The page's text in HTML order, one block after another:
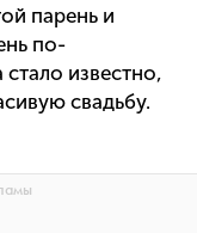
парень и
по-
известно,
свадьбу.